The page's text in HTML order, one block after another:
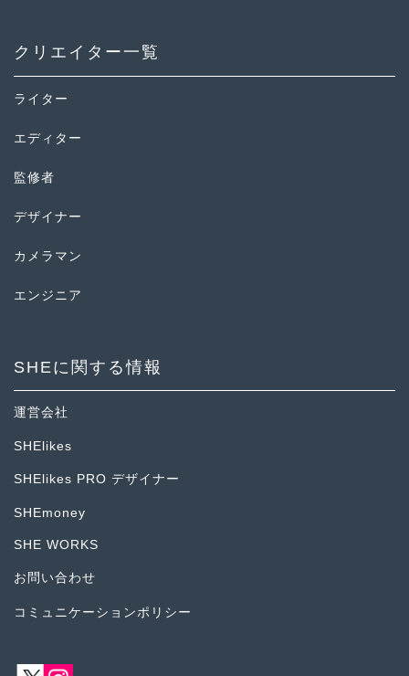
クリエイター一覧
ライター
エディター
監修者
デザイナー
カメラマン
エンジニア
SHEに関する情報
運営会社
SHElikes
SHElikes PRO デザイナー
SHEmoney
SHE WORKS
お問い合わせ
コミュニケーションポリシー